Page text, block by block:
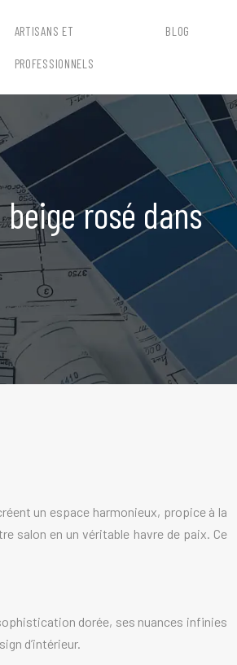
ARTISANS ET
PROFESSIONNELS
BLOG
rosé dans
un espace harmonieux, propice à la
salon en un véritable havre de paix. Ce
dorée, ses nuances infinies
d’intérieur.